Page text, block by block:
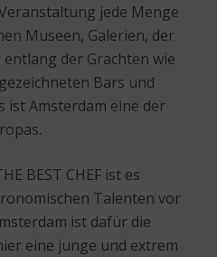
jede Menge
Museen, Galerien, der
der Grachten wie
Bars und
ist Amsterdam eine der
BEST CHEF ist es
Talenten vor
ist dafür die
eine junge und extrem